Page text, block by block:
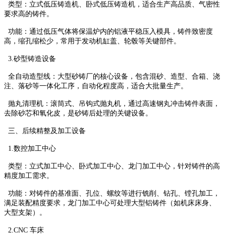
类型：立式低压铸造机、卧式低压铸造机，适合生产高品质、气密性
要求高的铸件。
功能：通过低压气体将保温炉内的铝液平稳压入模具，铸件致密度
高，缩孔缩松少，常用于发动机缸盖、轮毂等关键部件。
3.砂型铸造设备
全自动造型线：大型砂铸厂的核心设备，包含混砂、造型、合箱、浇
注、落砂等一体化工序，自动化程度高，适合大批量生产。
抛丸清理机：滚筒式、吊钩式抛丸机，通过高速钢丸冲击铸件表面，
去除砂芯和氧化皮，是砂铸后处理的关键设备。
三、后续精整及加工设备
1.数控加工中心
类型：立式加工中心、卧式加工中心、龙门加工中心，针对铸件的高
精度加工需求。
功能：对铸件的基准面、孔位、螺纹等进行铣削、钻孔、镗孔加工，
满足装配精度要求，龙门加工中心可处理大型铝铸件（如机床床身、
大型支架）。
2.CNC 车床